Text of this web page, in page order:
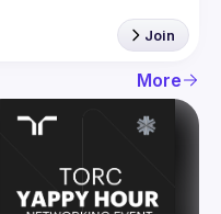
Join
More